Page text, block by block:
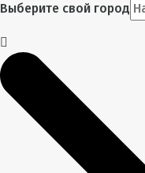
Выберите свой город